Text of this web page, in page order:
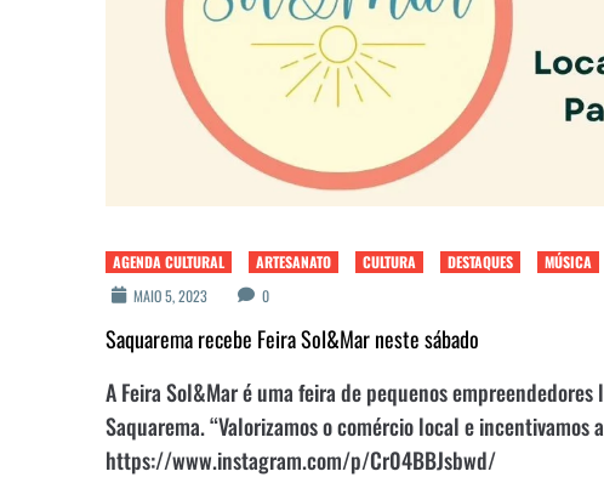
AGENDA CULTURAL ARTESANATO CULTURA DESTAQUES MÚSICA
MAIO 5, 2023
0
Saquarema recebe Feira Sol&Mar neste sábado
A Feira Sol&Mar é uma feira de pequenos
Saquarema. “Valorizamos o comércio local e incentivamos
https://www.instagram.com/p/Cr04BBJsbwd/